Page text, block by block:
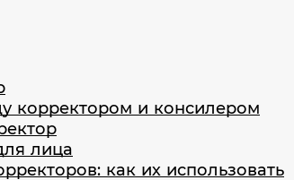
корректором и консилером
лица
как их использовать